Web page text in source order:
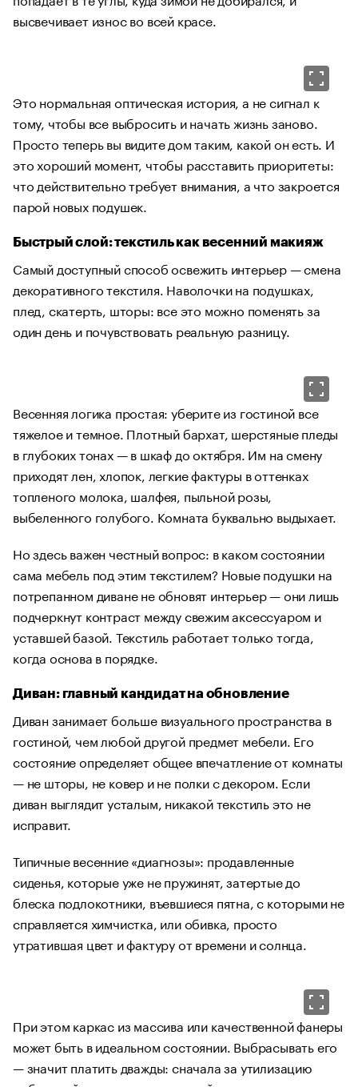
высвечивает износ во всей красе.
Это нормальная оптическая история, а не сигнал к
тому, чтобы все выбросить и начать жизнь заново.
Просто теперь вы видите дом таким, какой он есть. И
это хороший момент, чтобы расставить приоритеты:
что действительно требует внимания, а что закроется
парой новых подушек.
Быстрый слой: текстиль как весенний макияж
Самый доступный способ освежить интерьер — смена
декоративного текстиля. Наволочки на подушках,
плед, скатерть, шторы: все это можно поменять за
один день и почувствовать реальную разницу.
Весенняя логика простая: уберите из гостиной все
тяжелое и темное. Плотный бархат, шерстяные пледы
в глубоких тонах — в шкаф до октября. Им на смену
приходят лен, хлопок, легкие фактуры в оттенках
топленого молока, шалфея, пыльной розы,
выбеленного голубого. Комната буквально выдыхает.
Но здесь важен честный вопрос: в каком состоянии
сама мебель под этим текстилем? Новые подушки на
потрепанном диване не обновят интерьер — они лишь
подчеркнут контраст между свежим аксессуаром и
уставшей базой. Текстиль работает только тогда,
когда основа в порядке.
Диван: главный кандидат на обновление
Диван занимает больше визуального пространства в
гостиной, чем любой другой предмет мебели. Его
состояние определяет общее впечатление от комнаты
— не шторы, не ковер и не полки с декором. Если
диван выглядит усталым, никакой текстиль это не
исправит.
Типичные весенние «диагнозы»: продавленные
сиденья, которые уже не пружинят, затертые до
блеска подлокотники, въевшиеся пятна, с которыми не
справляется химчистка, или обивка, просто
утратившая цвет и фактуру от времени и солнца.
При этом каркас из массива или качественной фанеры
может быть в идеальном состоянии. Выбрасывать его
— значит платить дважды: сначала за утилизацию